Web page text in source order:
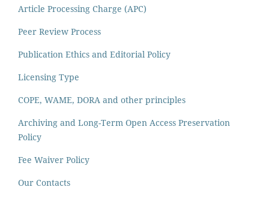
Article Processing Charge (APC)
Peer Review Process
Publication Ethics and Editorial Policy
Licensing Type
COPE, WAME, DORA and other principles
Archiving and Long-Term Open Access Preservation
Policy
Fee Waiver Policy
Our Contacts